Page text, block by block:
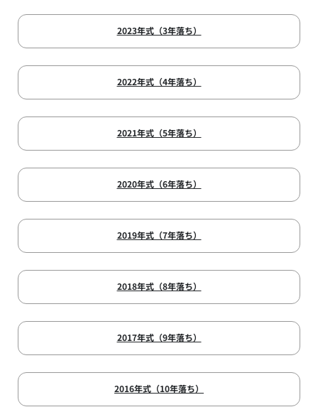
2023年式（3年落ち）
2022年式（4年落ち）
2021年式（5年落ち）
2020年式（6年落ち）
2019年式（7年落ち）
2018年式（8年落ち）
2017年式（9年落ち）
2016年式（10年落ち）